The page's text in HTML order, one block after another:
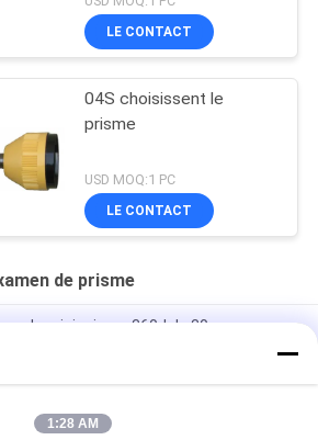
LE CONTACT
04S choisissent le
prisme
USD MOQ:1 PC
LE CONTACT
de prisme
du mini prisme 360d de 30mm
prisme de la construction de routes
se reflétants multi de prisme des
1:28 AM